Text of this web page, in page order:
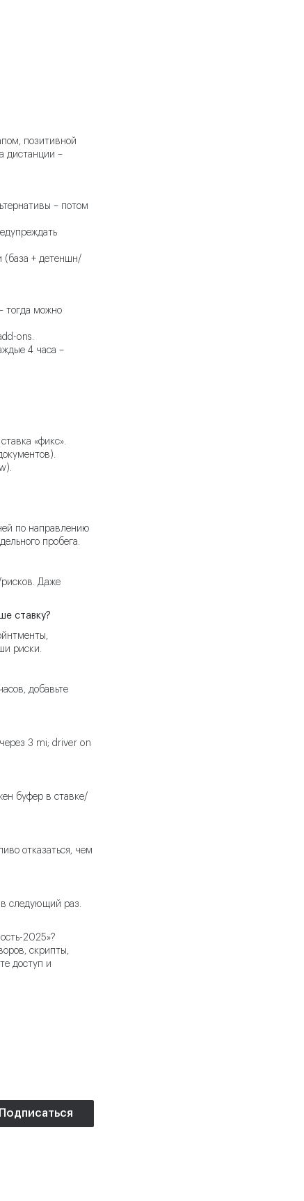
позитивной
дистанции –
– потом
(база + детеншн/
тогда можно
ons.
4 часа –
«фикс».
по направлению
пробега.
Даже
ставку?
риски.
добавьте
3 mi; driver on
буфер в ставке/
отказаться, чем
в следующий раз.
2025»?
скрипты,
доступ и
Подписаться